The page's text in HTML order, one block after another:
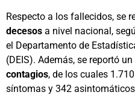
Respecto a los fallecidos, se
decesos a nivel nacional,
el Departamento de
(DEIS). Además, se reportó
contagios, de los cuales
síntomas y 342